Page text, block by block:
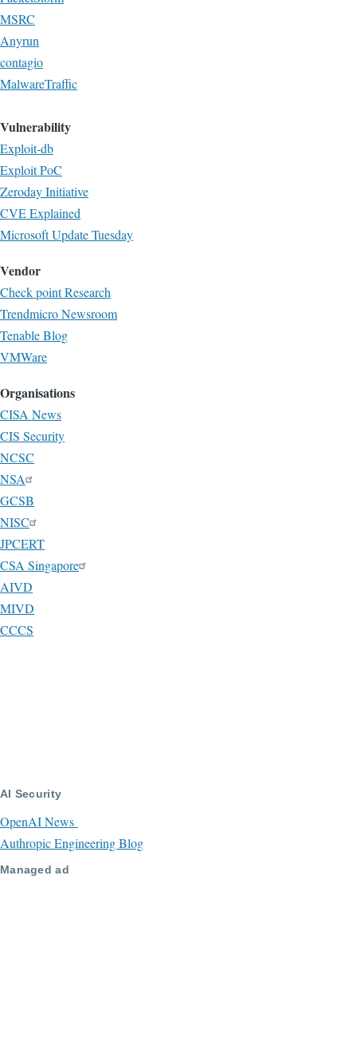
MSRC
Anyrun
contagio
MalwareTraffic
Vulnerability
Exploit-db
Exploit PoC
Zeroday Initiative
CVE Explained
Microsoft Update Tuesday
Vendor
Check point Research
Trendmicro Newsroom
Tenable Blog
VMWare
Organisations
CISA News
CIS Security
NCSC
NSA
GCSB
NISC
JPCERT
CSA Singapore
AIVD
MIVD
CCCS
AI Security
OpenAI News
Authropic Engineering Blog
Managed ad